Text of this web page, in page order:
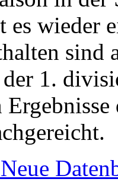
es wieder
sind
1.
Neue